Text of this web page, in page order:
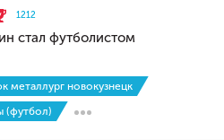
1212
стал футболистом
металлург новокузнецк
(футбол)